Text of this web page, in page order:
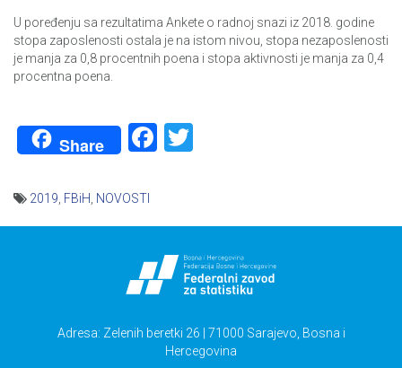
U poređenju sa rezultatima Ankete o radnoj snazi iz 2018. godine
stopa zaposlenosti ostala je na istom nivou, stopa nezaposlenosti
je manja za 0,8 procentnih poena i stopa aktivnosti je manja za 0,4
procentna poena.
Share Facebook
2019 FBiH NOVOSTI
Adresa: Zelenih beretki 26 | 71000 Sarajevo, Bosna i
Hercegovina